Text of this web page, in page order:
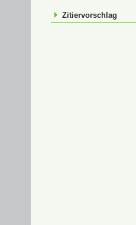
Zitiervorschlag